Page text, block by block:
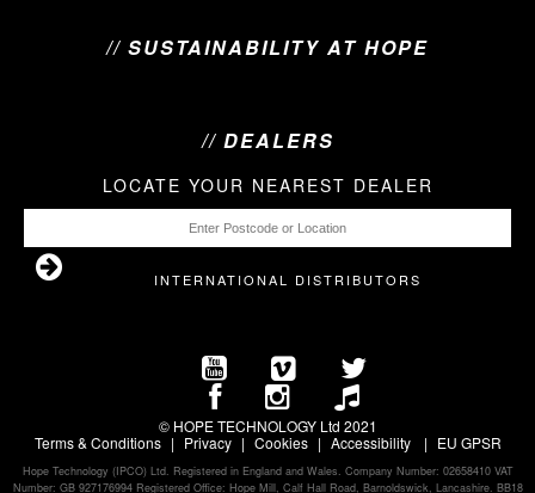
// SUSTAINABILITY AT HOPE
// DEALERS
LOCATE YOUR NEAREST DEALER
INTERNATIONAL DISTRIBUTORS
© HOPE TECHNOLOGY Ltd 2021
Terms & Conditions
Privacy Cookies Accessibility EU GPSR
Hope Technology (IPCO) Ltd. Registered in England and Wales. Company Number: 02658410 VAT
Number: GB 927176994 Registered Office: Hope Mill, Calf Hall Road, Barnoldswick, Lancashire. BB18